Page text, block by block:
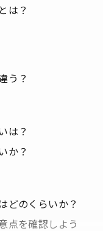
は？
う？
は？
か？
どのくらいか？
点を確認しよう